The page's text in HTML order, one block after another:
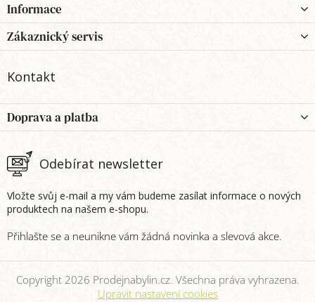
á
p
a
Informace
Zákaznický servis
Kontakt
Odebírat newsletter
Vložte svůj e-mail a my vám budeme zasílat informace o nových
produktech na našem e-shopu.
Doprava a platba
Copyright 2026 Prodejnabylin.cz. Všechna práva vyhrazena.
Upravit nastavení cookies